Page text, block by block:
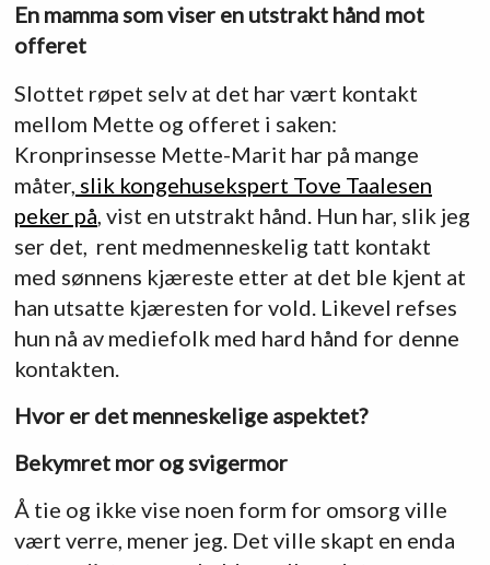
En mamma som viser en utstrakt hånd mot
offeret
Slottet røpet selv at det har vært kontakt
mellom Mette og offeret i saken:
Kronprinsesse Mette-Marit har på mange
måter, slik kongehusekspert Tove Taalesen
peker på , vist en utstrakt hånd. Hun har, slik jeg
ser det, rent medmenneskelig tatt kontakt
med sønnens kjæreste etter at det ble kjent at
han utsatte kjæresten for vold. Likevel refses
hun nå av mediefolk med hard hånd for denne
kontakten.
Hvor er det menneskelige aspektet?
Bekymret mor og svigermor
Å tie og ikke vise noen form for omsorg ville
vært verre, mener jeg. Det ville skapt en enda